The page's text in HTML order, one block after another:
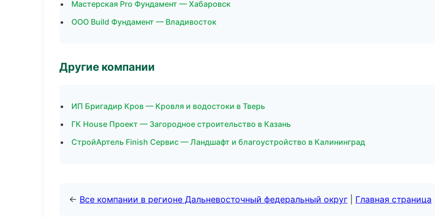
Мастерская Pro Фундамент — Хабаровск
ООО Build Фундамент — Владивосток
Другие компании
ИП Бригадир Кров — Кровля и водостоки в Тверь
ГК House Проект — Загородное строительство в Казань
СтройАртель Finish Сервис — Ландшафт и благоустройство в Калининград
← Все компании в регионе Дальневосточный федеральный округ Главная страница